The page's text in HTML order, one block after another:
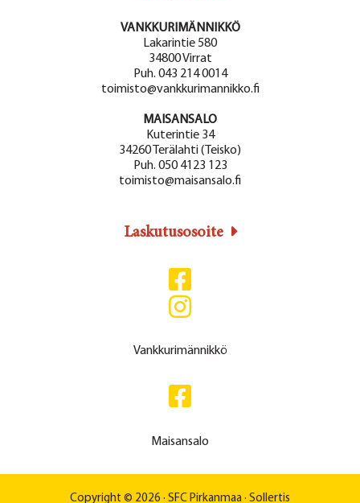
VANKKURIMÄNNIKKÖ
Lakarintie 580
34800 Virrat
Puh. 043 214 0014
toimisto@vankkurimannikko.fi
MAISANSALO
Kuterintie 34
34260 Terälahti (Teisko)
Puh. 050 4123 123
toimisto@maisansalo.fi
Laskutusosoite
Vankkurimännikkö
Maisansalo
Copyright © 2026 · SFC Pirkanmaa · Sollertis